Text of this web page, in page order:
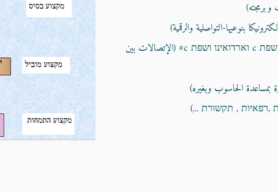
بنوعيها-التواصلية والرقمية)
תקשורת מחשבים ,שפות מחשבים שפת c וארדואינו ושפת c# (الإتصالات بين
الحاسوب وبغيره)
,רפאיות , תקשורת ...)